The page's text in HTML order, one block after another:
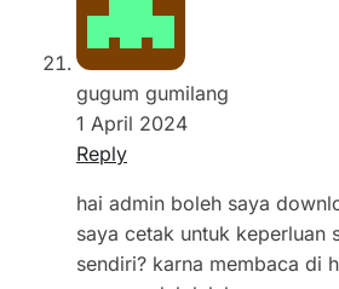
gugum gumilang
1 April 2024
Reply
hai admin boleh saya
saya cetak untuk keperluan
sendiri? karna membaca di